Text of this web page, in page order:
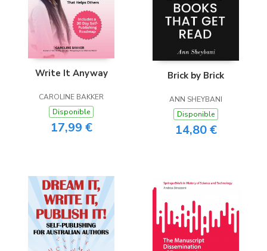
Write It Anyway
CAROLINE BAKKER
Disponible
17,99 €
Brick by Brick
ANN SHEYBANI
Disponible
14,80 €